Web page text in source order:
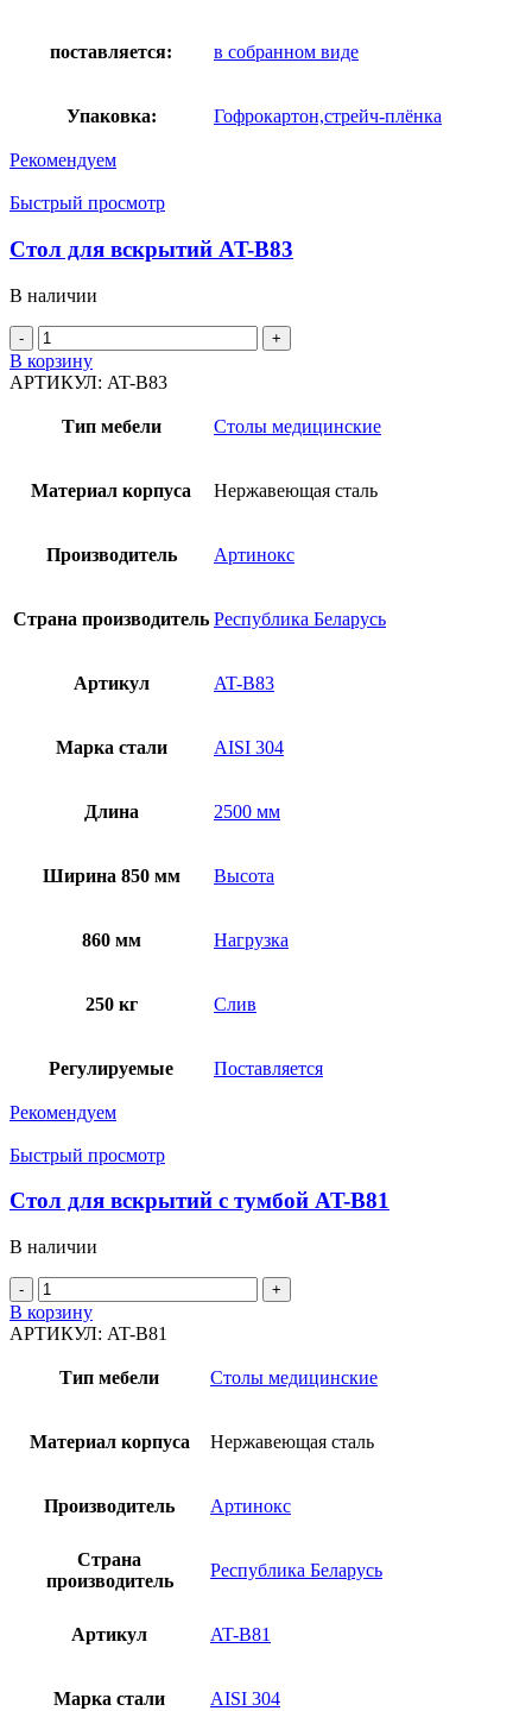
поставляется: в собранном виде
Упаковка: Гофрокартон,стрейч-плёнка
Рекомендуем
Быстрый просмотр
Стол для вскрытий AT-B83
В наличии
Количество
товара
Стол
вскрытий
В корзину
АРТИКУЛ: AT-B83
Тип мебели Столы медицинские
Материал корпуса Нержавеющая сталь
Производитель Артинокс
Страна производитель Республика Беларусь
Артикул AT-B83
Марка стали AISI 304
Длина 2500 мм
Ширина 850 мм Высота
860 мм Нагрузка
250 кг Слив
Регулируемые Поставляется
Рекомендуем
Быстрый просмотр
Стол для вскрытий с тумбой AT-B81
В наличии
Количество
товара
Стол
вскрытий
AT-
В корзину
АРТИКУЛ: AT-B81
Тип мебели Столы медицинские
Материал корпуса Нержавеющая сталь
Производитель Артинокс
Страна
производитель
Республика Беларусь
Артикул AT-B81
Марка стали AISI 304